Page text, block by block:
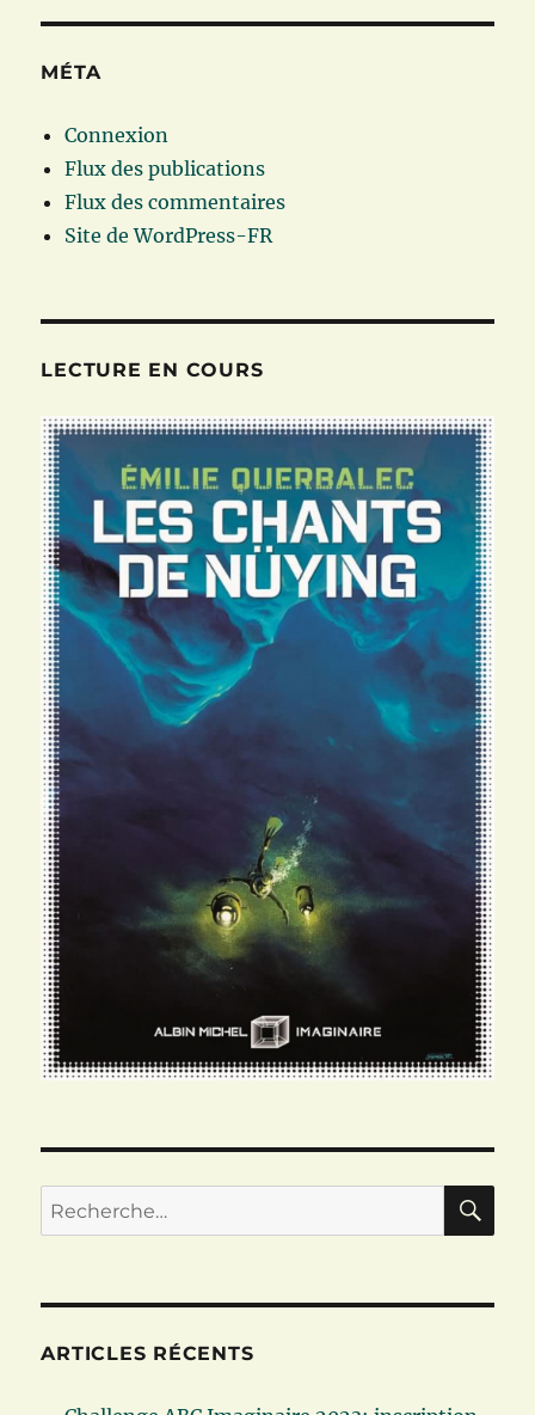
MÉTA
Connexion
Flux des publications
Flux des commentaires
Site de WordPress-FR
LECTURE EN COURS
Recherche
pour :
ARTICLES RÉCENTS